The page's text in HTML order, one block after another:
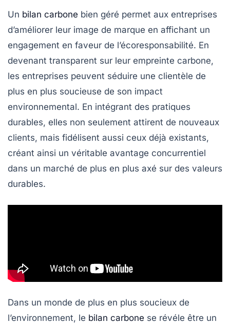
Un bilan carbone bien géré permet aux entreprises
d’améliorer leur image de marque en affichant un
engagement en faveur de l’écoresponsabilité. En
devenant transparent sur leur empreinte carbone,
les entreprises peuvent séduire une clientèle de
plus en plus soucieuse de son impact
environnemental. En intégrant des pratiques
durables, elles non seulement attirent de nouveaux
clients, mais fidélisent aussi ceux déjà existants,
créant ainsi un véritable avantage concurrentiel
dans un marché de plus en plus axé sur des valeurs
durables.
Dans un monde de plus en plus soucieux de
l’environnement, le bilan carbone se révéle être un